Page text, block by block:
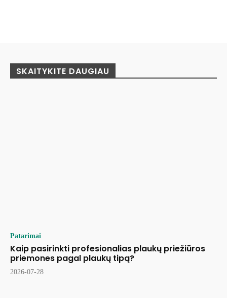
SKAITYKITE DAUGIAU
Patarimai
Kaip pasirinkti profesionalias plaukų priežiūros
priemones pagal plaukų tipą?
2026-07-28